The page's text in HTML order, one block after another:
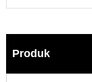
Produk